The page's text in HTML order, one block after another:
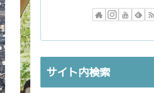
サイト内検索